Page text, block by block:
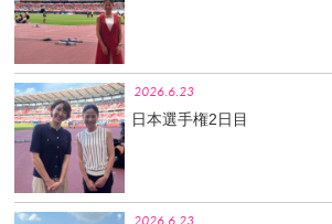
2026.6.23
日本選手権2日目